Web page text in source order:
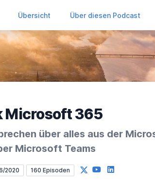
Übersicht Über diesen Podcast
Microsoft 365
über alles aus der
Microsoft Teams
2020 160 Episoden X YouTubeLinkedIn